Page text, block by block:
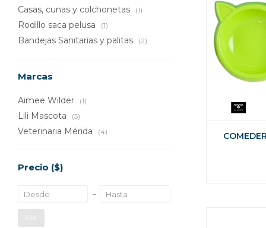
Casas, cunas y colchonetas (1)
Rodillo saca pelusa (1)
Bandejas Sanitarias y palitas (2)
Marcas
Aimee Wilder (1)
Lili Mascota (5)
Veterinaria Mérida (4)
Precio ($)
OK